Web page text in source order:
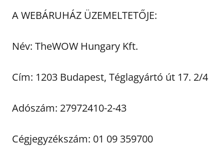
A WEBÁRUHÁZ ÜZEMELTETŐJE:
Név: TheWOW Hungary Kft.
Cím: 1203 Budapest, Téglagyártó út 17. 2/4
Adószám: 27972410-2-43
Cégjegyzékszám: 01 09 359700